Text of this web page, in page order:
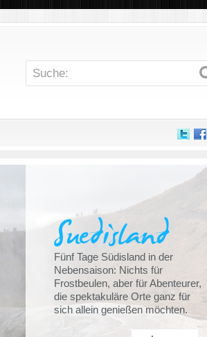
Fünf Tage Südisland in der
Nebensaison: Nichts für
Frostbeulen, aber für Abenteurer,
die spektakuläre Orte ganz für
sich allein genießen möchten.